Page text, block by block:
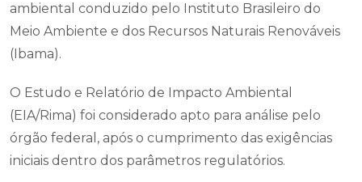
ambiental conduzido pelo Instituto Brasileiro do
Meio Ambiente e dos Recursos Naturais Renováveis
(Ibama).
O Estudo e Relatório de Impacto Ambiental
(EIA/Rima) foi considerado apto para análise pelo
órgão federal, após o cumprimento das exigências
iniciais dentro dos parâmetros regulatórios.